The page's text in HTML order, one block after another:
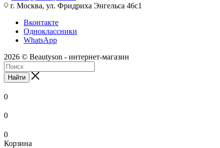
г. Москва, ул. Фридриха Энгельса 46с1
Вконтакте
Одноклассники
WhatsApp
2026 © Beautyson - интернет-магазин
Найти
0
0
0
Корзина